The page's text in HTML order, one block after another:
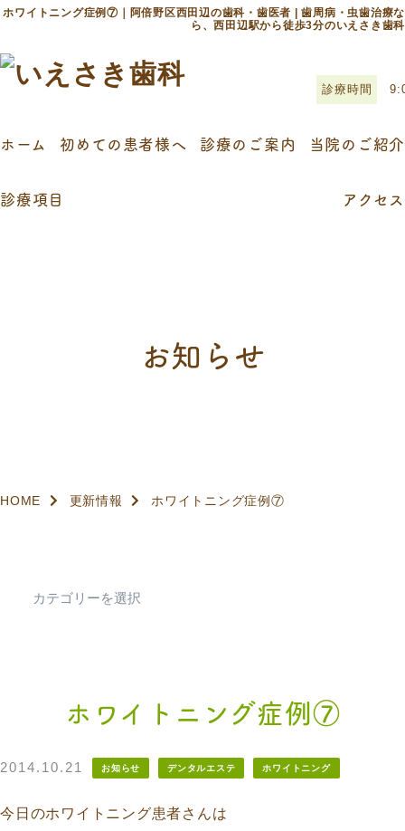
ホワイトニング症例⑦｜阿倍野区西田辺の歯科・歯医者 | 歯周病・虫歯治療な
ら、西田辺駅から徒歩3分のいえさき歯科
診療時間
ホーム 初めての患者様へ 診療のご案内 当院のご紹介
診療項目 アクセス
お知らせ
HOME 更新情報 ホワイトニング症例⑦
ホワイトニング症例⑦
2014.10.21 お知らせ デンタルエステ ホワイトニング
今日のホワイトニング患者さんは